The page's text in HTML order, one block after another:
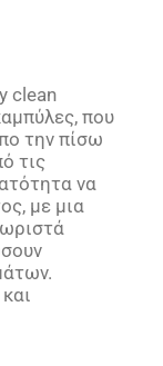
clean
που
την πίσω
τις
να
με μια